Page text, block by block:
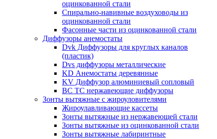
оцинкованной стали
Спирально-навивные воздуховоды из
оцинкованной стали
Фасонные части из оцинкованной стали
Диффузоры анемостаты
Dvk Диффузоры для круглых каналов
(пластик)
Dvs диффузоры металлические
KD Анемостаты деревянные
KV Диффузор алюминиевый сопловый
ВС ТС нержавеющие диффузоры
Зонты вытяжные с жироуловителями
Жироулавливающие кассеты
Зонты вытяжные из нержавеющей стали
Зонты вытяжные из оцинкованной стали
Зонты вытяжные лабиринтные